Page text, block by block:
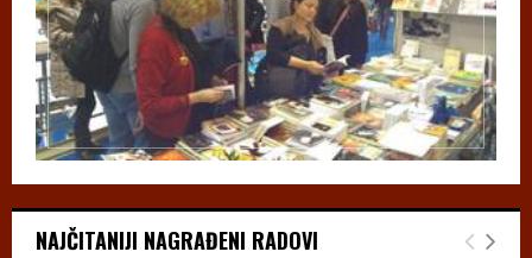
NAJČITANIJI NAGRAĐENI RADOVI